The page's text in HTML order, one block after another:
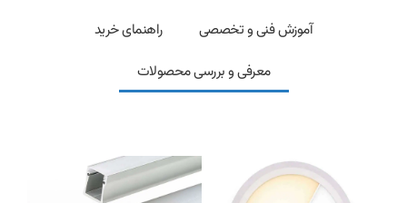
آموزش فنی و تخصصی
راهنمای خرید
معرفی و بررسی محصولات